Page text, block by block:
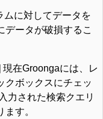
ムに対してデータを
データが破損するこ
在Groongaには、レ
クボックスにチェッ
力された検索クエリ
す。